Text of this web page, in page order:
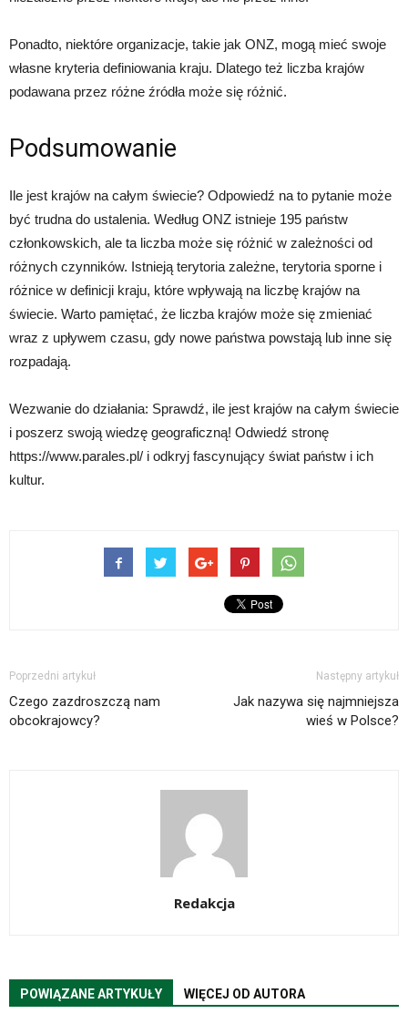
Ponadto, niektóre organizacje, takie jak ONZ, mogą mieć swoje
własne kryteria definiowania kraju. Dlatego też liczba krajów
podawana przez różne źródła może się różnić.
Podsumowanie
Ile jest krajów na całym świecie? Odpowiedź na to pytanie może
być trudna do ustalenia. Według ONZ istnieje 195 państw
członkowskich, ale ta liczba może się różnić w zależności od
różnych czynników. Istnieją terytoria zależne, terytoria sporne i
różnice w definicji kraju, które wpływają na liczbę krajów na
świecie. Warto pamiętać, że liczba krajów może się zmieniać
wraz z upływem czasu, gdy nowe państwa powstają lub inne się
rozpadają.
Wezwanie do działania: Sprawdź, ile jest krajów na całym świecie
i poszerz swoją wiedzę geograficzną! Odwiedź stronę
https://www.parales.pl/ i odkryj fascynujący świat państw i ich
kultur.
Poprzedni artykuł
Czego zazdroszczą nam
obcokrajowcy?
Następny artykuł
Jak nazywa się najmniejsza
wieś w Polsce?
Redakcja
POWIĄZANE ARTYKUŁY WIĘCEJ OD AUTORA